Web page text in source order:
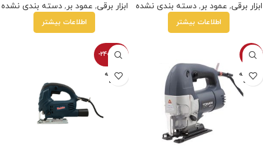
ابزار برقی, عمود بر,دسته بندی نشده
اطلاعات بیشتر
ابزار برقی, عمود بر,دسته بندی نشده
اطلاعات بیشتر
-4%
فروخته
شده
-2400100%
فروخته
شده